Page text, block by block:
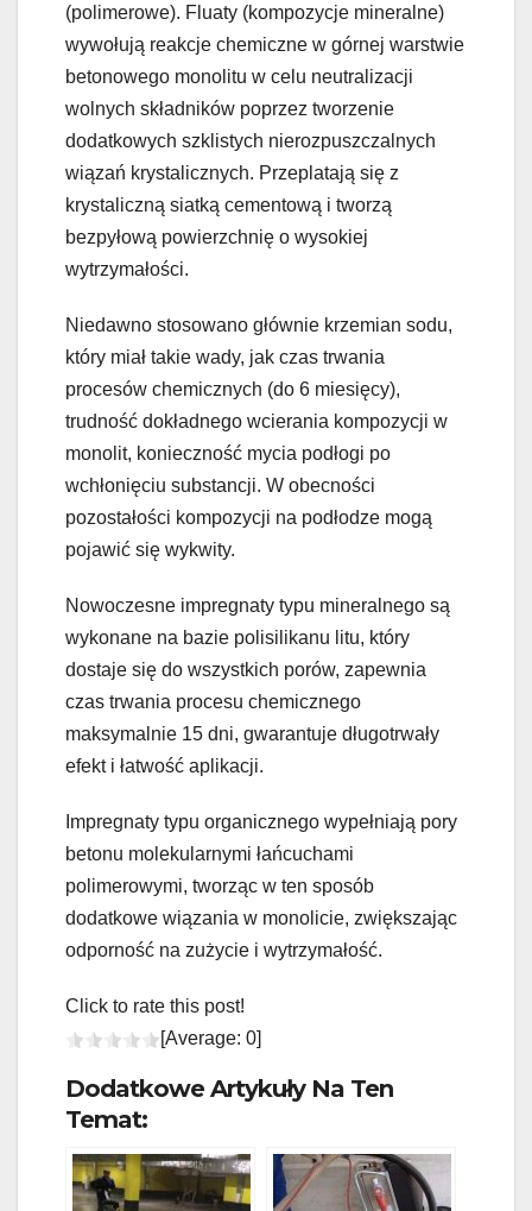
(polimerowe). Fluaty (kompozycje mineralne)
wywołują reakcje chemiczne w górnej warstwie
betonowego monolitu w celu neutralizacji
wolnych składników poprzez tworzenie
dodatkowych szklistych nierozpuszczalnych
wiązań krystalicznych. Przeplatają się z
krystaliczną siatką cementową i tworzą
bezpyłową powierzchnię o wysokiej
wytrzymałości.
Niedawno stosowano głównie krzemian sodu,
który miał takie wady, jak czas trwania
procesów chemicznych (do 6 miesięcy),
trudność dokładnego wcierania kompozycji w
monolit, konieczność mycia podłogi po
wchłonięciu substancji. W obecności
pozostałości kompozycji na podłodze mogą
pojawić się wykwity.
Nowoczesne impregnaty typu mineralnego są
wykonane na bazie polisilikanu litu, który
dostaje się do wszystkich porów, zapewnia
czas trwania procesu chemicznego
maksymalnie 15 dni, gwarantuje długotrwały
efekt i łatwość aplikacji.
Impregnaty typu organicznego wypełniają pory
betonu molekularnymi łańcuchami
polimerowymi, tworząc w ten sposób
dodatkowe wiązania w monolicie, zwiększając
odporność na zużycie i wytrzymałość.
Click to rate this post!
[Average: 0]
Dodatkowe Artykuły Na Ten
Temat: